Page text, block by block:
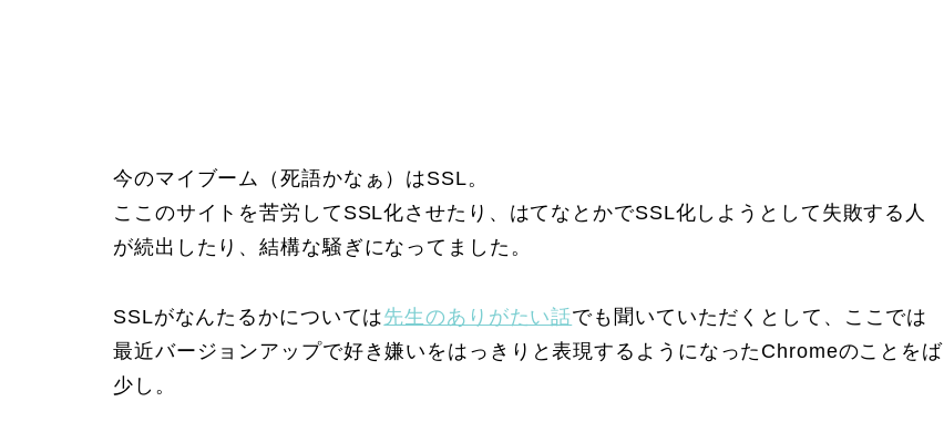
今のマイブーム（死語かなぁ）はSSL。
ここのサイトを苦労してSSL化させたり、はてなとかでSSL化しようとして失敗する人
が続出したり、結構な騒ぎになってました。
SSLがなんたるかについては先生のありがたい話でも聞いていただくとして、ここでは
最近バージョンアップで好き嫌いをはっきりと表現するようになったChromeのことをば
少し。